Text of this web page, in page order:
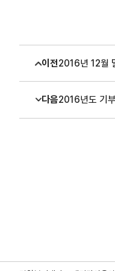
이전2016년 12월
다음2016년도 기